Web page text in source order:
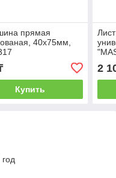
прямая
40х75мм,
Купить
2